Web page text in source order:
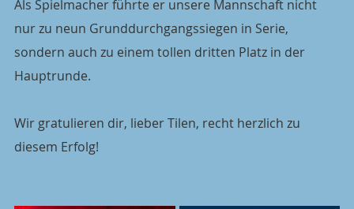
Als Spielmacher führte er unsere Mannschaft nicht
nur zu neun Grunddurchgangssiegen in Serie,
sondern auch zu einem tollen dritten Platz in der
Hauptrunde.
Wir gratulieren dir, lieber Tilen, recht herzlich zu
diesem Erfolg!